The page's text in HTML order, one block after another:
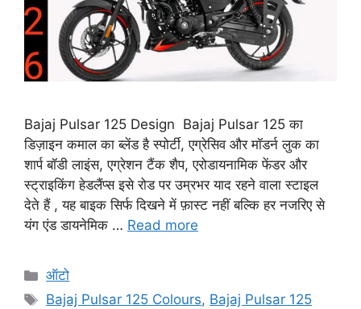
Bajaj Pulsar 125 Design Bajaj Pulsar 125 का
डिज़ाइन कमाल का ब्लेंड है स्पोर्टी, एग्रेसिव और मॉडर्न लुक का
शार्प बॉडी लाइंस, एग्रेशन टैंक शैप, एरोडायनामिक फेंडर और
स्ट्राइकिंग हेडलैंप्स इसे रोड पर उम्रभर याद रहने वाला स्टाइल
देते हैं , यह बाइक सिर्फ दिखने में फ़ास्ट नहीं बल्कि हर नजरिए से
यंग एंड डायनेमिक … Read more
Categories
ऑटो
Tags
Bajaj Pulsar 125 Colours, Bajaj Pulsar 125